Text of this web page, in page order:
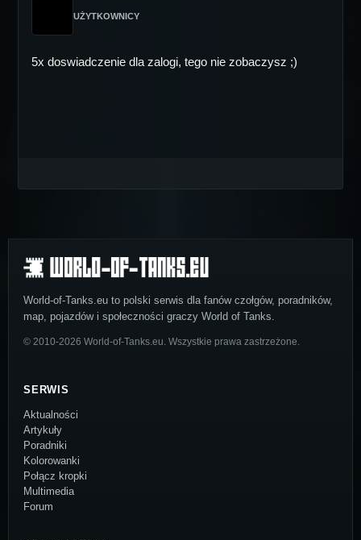
UŻYTKOWNICY
5x doswiadczenie dla zalogi, tego nie zobaczysz ;)
World-of-Tanks.eu to polski serwis dla fanów czołgów, poradników,
map, pojazdów i społeczności graczy World of Tanks.
© 2010-2026 World-of-Tanks.eu. Wszystkie prawa zastrzeżone.
SERWIS
Aktualności
Artykuły
Poradniki
Kolorowanki
Połącz kropki
Multimedia
Forum